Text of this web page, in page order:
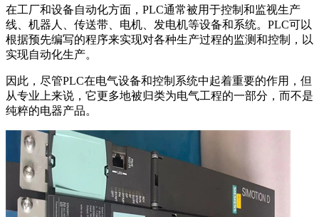
在工厂和设备自动化方面，PLC通常被用于控制和监视生产
线、机器人、传送带、电机、发电机等设备和系统。PLC可以
根据预先编写的程序来实现对各种生产过程的监测和控制，以
实现自动化生产。
因此，尽管PLC在电气设备和控制系统中起着重要的作用，但
从专业上来说，它更多地被归类为电气工程的一部分，而不是
纯粹的电器产品。